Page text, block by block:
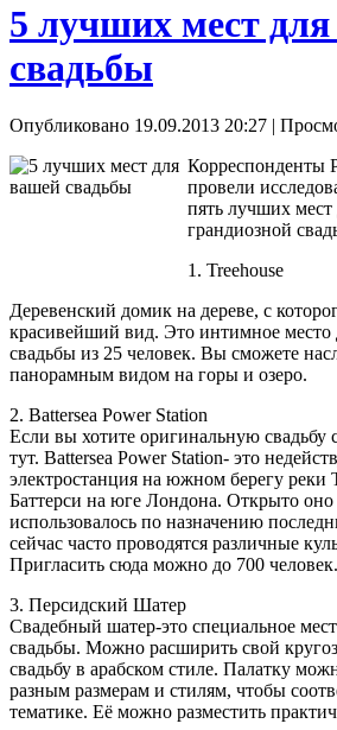
5 лучших мест
свадьбы
Опубликовано 19.09.2013 20:27 |
провели
пять лучших мест
грандиозной
1. Treehouse
Деревенский домик на дереве, с
красивейший вид. Это интимное место
свадьбы из 25 человек. Вы сможете
панорамным видом на горы и озеро.
2. Battersea Power Station
Если вы хотите оригинальную свадьбу
тут. Battersea Power Station- это
электростанция на южном берегу реки
Баттерси на юге Лондона. Открыто оно
использовалось по назначению
сейчас часто проводятся различные
Пригласить сюда можно до 700 человек.
3. Персидский Шатер
Свадебный шатер-это специальное
свадьбы. Можно расширить свой
свадьбу в арабском стиле. Палатку
разным размерам и стилям, чтобы
тематике. Её можно разместить